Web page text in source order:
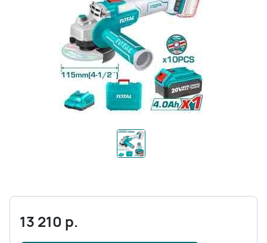
13 210 р.